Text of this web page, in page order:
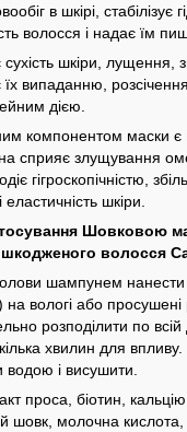
в шкірі, стабілізує
волосся і надає їм
сухість шкіри, лущення,
випаданню,
дією.
компонентом маски є
сприяє злущування
гігроскопічністю,
еластичність шкіри.
Шовковою
волосся
шампунем нанести
вологі або
розподілити по всій
хвилин для впливу.
водою і висушити.
проса, біотин,
шовк, молочна кислота,